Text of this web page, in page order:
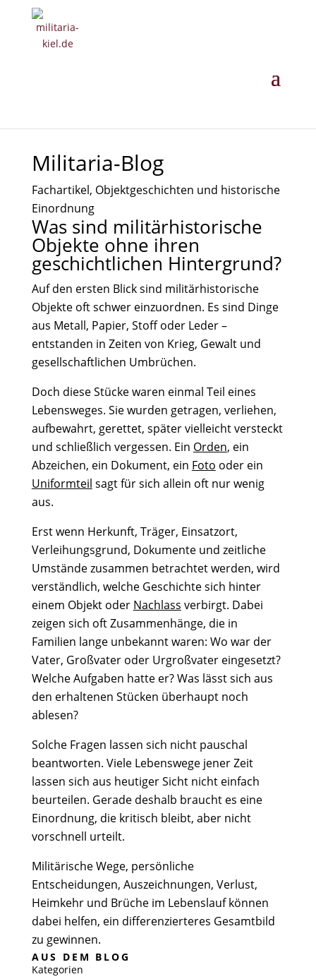
Militaria-Blog
Fachartikel, Objektgeschichten und historische
Einordnung
Was sind militärhistorische
Objekte ohne ihren
geschichtlichen Hintergrund?
Auf den ersten Blick sind militärhistorische
Objekte oft schwer einzuordnen. Es sind Dinge
aus Metall, Papier, Stoff oder Leder –
entstanden in Zeiten von Krieg, Gewalt und
gesellschaftlichen Umbrüchen.
Doch diese Stücke waren einmal Teil eines
Lebensweges. Sie wurden getragen, verliehen,
aufbewahrt, gerettet, später vielleicht versteckt
und schließlich vergessen. Ein Orden, ein
Abzeichen, ein Dokument, ein Foto oder ein
Uniformteil sagt für sich allein oft nur wenig
aus.
Erst wenn Herkunft, Träger, Einsatzort,
Verleihungsgrund, Dokumente und zeitliche
Umstände zusammen betrachtet werden, wird
verständlich, welche Geschichte sich hinter
einem Objekt oder Nachlass verbirgt. Dabei
zeigen sich oft Zusammenhänge, die in
Familien lange unbekannt waren: Wo war der
Vater, Großvater oder Urgroßvater eingesetzt?
Welche Aufgaben hatte er? Was lässt sich aus
den erhaltenen Stücken überhaupt noch
ablesen?
Solche Fragen lassen sich nicht pauschal
beantworten. Viele Lebenswege jener Zeit
lassen sich aus heutiger Sicht nicht einfach
beurteilen. Gerade deshalb braucht es eine
Einordnung, die kritisch bleibt, aber nicht
vorschnell urteilt.
Militärische Wege, persönliche
Entscheidungen, Auszeichnungen, Verlust,
Heimkehr und Brüche im Lebenslauf können
dabei helfen, ein differenzierteres Gesamtbild
zu gewinnen.
AUS DEM BLOG
Kategorien